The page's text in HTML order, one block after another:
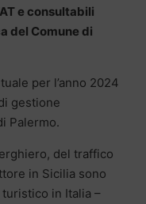
e consultabili
del Comune di
per l’anno 2024
gestione
Palermo.
del traffico
in Sicilia sono
in Italia –